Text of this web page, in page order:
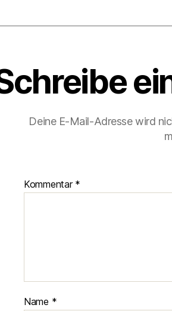
Deine E-Mail-Adresse wird
Kommentar *
Name *